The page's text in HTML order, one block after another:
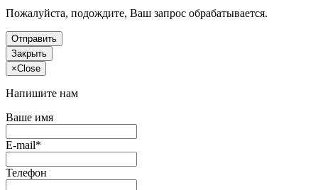
Пожалуйста, подождите, Ваш запрос обрабатывается.
Отправить
Закрыть
×Close
Напишите нам
Ваше имя
E-mail*
Телефон